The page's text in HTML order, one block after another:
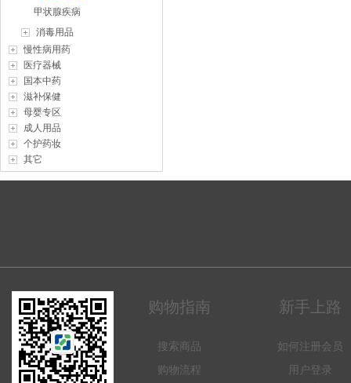
甲状腺疾病
消毒用品
慢性病用药
医疗器械
国本中药
滋补保健
母婴专区
成人用品
个护药妆
其它
购物指南
搜索商品
购物流程
新手上路
如何注册会员
用户登录